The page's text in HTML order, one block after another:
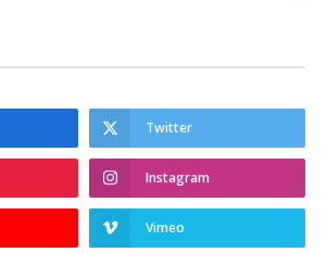
Twitter
Instagram
Vimeo